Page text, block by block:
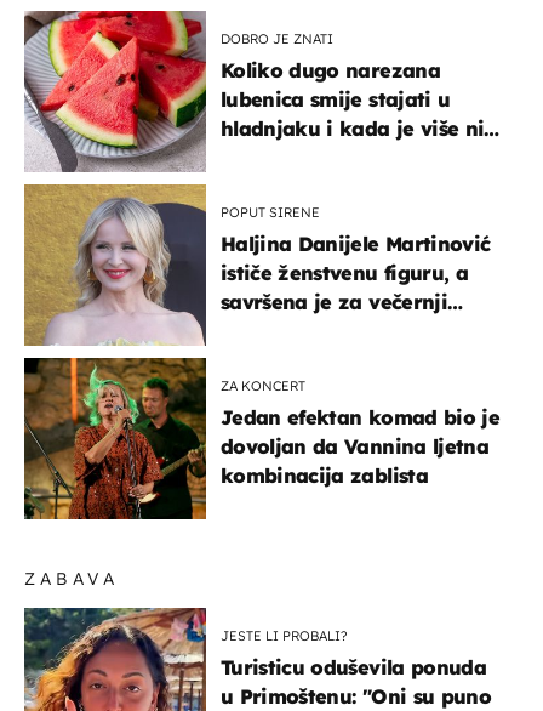
ZABAVA
JESTE LI PROBALI?
Turisticu oduševila ponuda
u Primoštenu: "Oni su puno
DOBRO JE ZNATI
Koliko dugo narezana
lubenica smije stajati u
hladnjaku i kada je više nije
POPUT SIRENE
Haljina Danijele Martinović
ističe ženstvenu figuru, a
savršena je za večernji
ZA KONCERT
Jedan efektan komad bio je
dovoljan da Vannina ljetna
kombinacija zablista